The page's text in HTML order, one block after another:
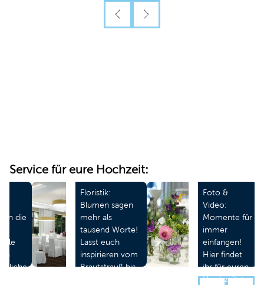
Service für eure Hochzeit:
die
Floristik:
Blumen sagen
mehr als
tausend Worte!
Lasst euch
inspirieren vom
Brautstrauß bis
Foto &
Video:
Momente für
immer
einfangen!
Hier findet
ihr für euren
Hochzeitstag